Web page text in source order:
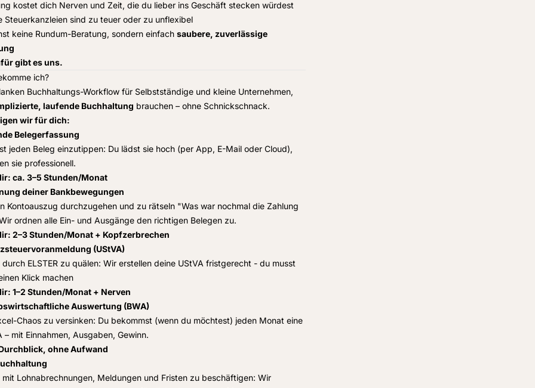
kostet dich Nerven und Zeit, die du lieber ins Geschäft stecken würdest
Steuerkanzleien sind zu teuer oder zu unflexibel
keine Rundum-Beratung, sondern einfach saubere, zuverlässige
gibt es uns.
ich?
Buchhaltungs-Workflow für Selbstständige und kleine Unternehmen,
laufende Buchhaltung brauchen – ohne Schnickschnack.
wir für dich:
Belegerfassung
jeden Beleg einzutippen: Du lädst sie hoch (per App, E-Mail oder Cloud),
sie professionell.
ca. 3–5 Stunden/Monat
deiner Bankbewegungen
Kontoauszug durchzugehen und zu rätseln "Was war nochmal die Zahlung
ordnen alle Ein- und Ausgänge den richtigen Belegen zu.
2–3 Stunden/Monat + Kopfzerbrechen
(UStVA)
ELSTER zu quälen: Wir erstellen deine UStVA fristgerecht - du musst
Klick machen
1–2 Stunden/Monat + Nerven
Auswertung (BWA)
Chaos zu versinken: Du bekommst (wenn du möchtest) jeden Monat eine
– mit Einnahmen, Ausgaben, Gewinn.
ohne Aufwand
Lohnabrechnungen, Meldungen und Fristen zu beschäftigen: Wir